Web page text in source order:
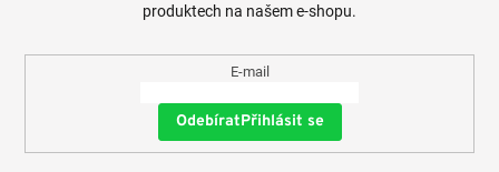
produktech na našem e-shopu.
E-mail
Přihlásit se